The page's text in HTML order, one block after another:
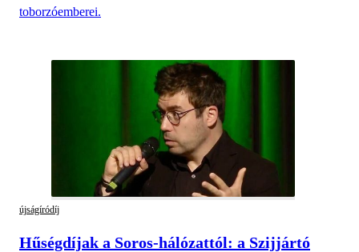
toborzóemberei.
újságíródíj
Hűségdíjak a Soros-hálózattól: a Szijjártó